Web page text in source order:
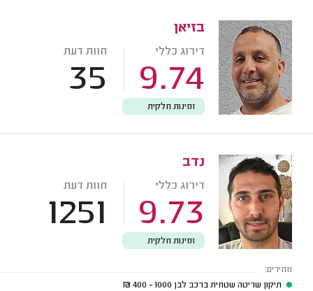
בזיאן
דירוג כללי
9.74
חוות דעת
35
זמינות חלקית
נדב
דירוג כללי
9.73
חוות דעת
1251
זמינות חלקית
מחירים:
תיקון שריטה שטחית ברכב לבן 1000 - 400
₪